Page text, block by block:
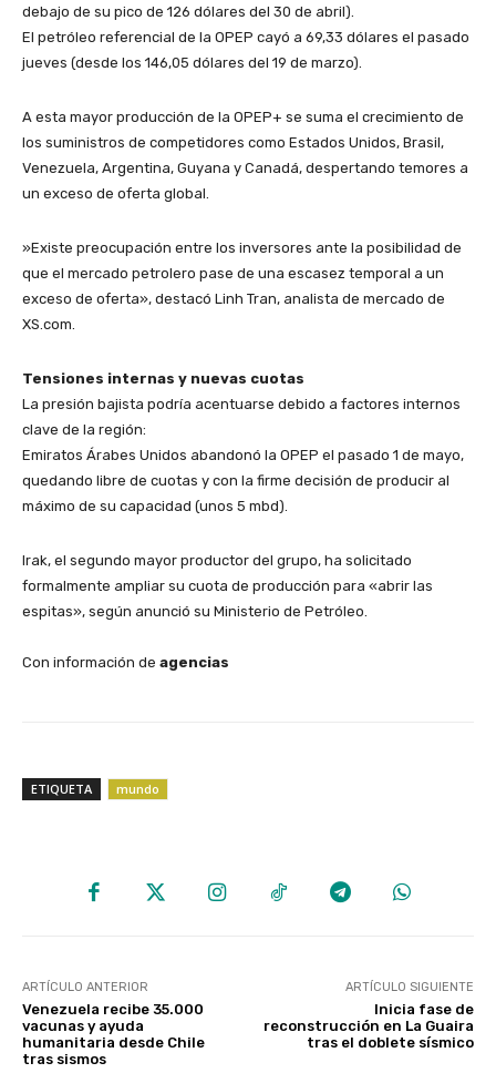
debajo de su pico de 126 dólares del 30 de abril).
​El petróleo referencial de la OPEP cayó a 69,33 dólares el pasado
jueves (desde los 146,05 dólares del 19 de marzo).
​A esta mayor producción de la OPEP+ se suma el crecimiento de
los suministros de competidores como Estados Unidos, Brasil,
Venezuela, Argentina, Guyana y Canadá, despertando temores a
un exceso de oferta global.
​»Existe preocupación entre los inversores ante la posibilidad de
que el mercado petrolero pase de una escasez temporal a un
exceso de oferta», destacó Linh Tran, analista de mercado de
XS.com.
​Tensiones internas y nuevas cuotas
​La presión bajista podría acentuarse debido a factores internos
clave de la región:
​Emiratos Árabes Unidos abandonó la OPEP el pasado 1 de mayo,
quedando libre de cuotas y con la firme decisión de producir al
máximo de su capacidad (unos 5 mbd).
​Irak, el segundo mayor productor del grupo, ha solicitado
formalmente ampliar su cuota de producción para «abrir las
espitas», según anunció su Ministerio de Petróleo.
Con información de agencias
ETIQUETA mundo
ARTÍCULO ANTERIOR
Venezuela recibe 35.000
vacunas y ayuda
humanitaria desde Chile
tras sismos
ARTÍCULO SIGUIENTE
Inicia fase de
reconstrucción en La Guaira
tras el doblete sísmico